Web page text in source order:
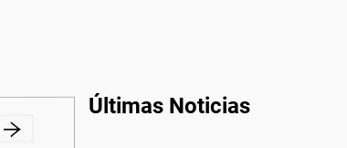
Últimas Noticias